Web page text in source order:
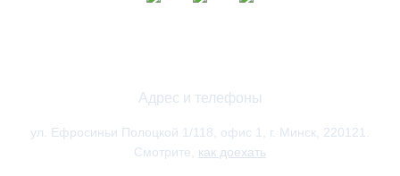
Адрес и телефоны
ул. Ефросиньи Полоцкой 1/118, офис 1, г. Минск, 220121.
Смотрите, как доехать